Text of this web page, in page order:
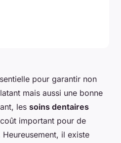
pour garantir non
mais aussi une bonne
les soins dentaires
important pour de
il existe